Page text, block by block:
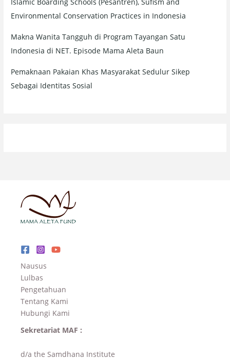
Environmental Conservation Practices in Indonesia
Makna Wanita Tangguh di Program Tayangan Satu
Indonesia di NET. Episode Mama Aleta Baun
Pemaknaan Pakaian Khas Masyarakat Sedulur Sikep
Sebagai Identitas Sosial
Nausus
Lulbas
Pengetahuan
Tentang Kami
Hubungi Kami
Sekretariat MAF :
d/a the Samdhana Institute